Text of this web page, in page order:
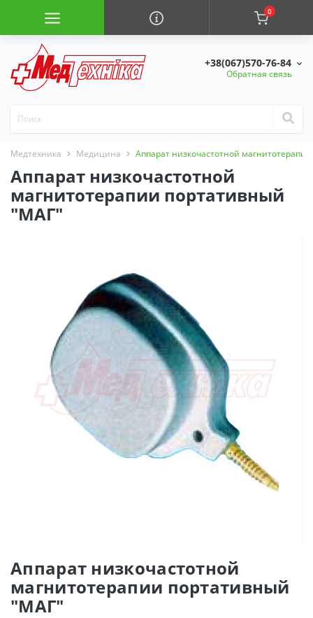
0
+38(067)570-76-84
Обратная связь
Медтехника Медицина Аппарат низкочастотной
Аппарат низкочастотной
магнитотерапии портативный
"МАГ"
Аппарат низкочастотной
магнитотерапии портативный
"МАГ"